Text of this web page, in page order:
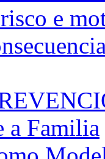
e
a Familia